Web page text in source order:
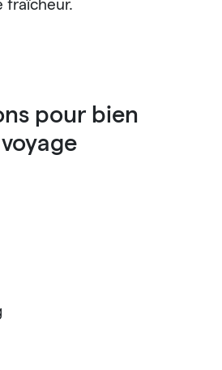
fraîcheur.
pour bien